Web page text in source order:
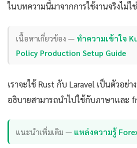
ในบทความนี้มาจากการใช้งานจริงไม่
เนื้อหาเกี่ยวข้อง — ทำความเข้าใจ
Policy Production Setup Guide
เราจะใช้ Rust กับ Laravel เป็นตัวอย่
อธิบายสามารถนำไปใช้กับภาษาและ
แนะนำเพิ่มเติม — แหล่งความรู้